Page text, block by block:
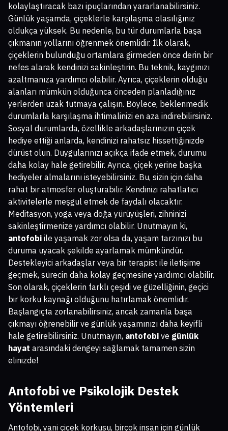
kolaylaştıracak bazı ipuçlarından yararlanabilirsiniz.
Günlük yaşamda, çiçeklerle karşılaşma olasılığınız
oldukça yüksek. Bu nedenle, bu tür durumlarla başa
çıkmanın yollarını öğrenmek önemlidir. İlk olarak,
çiçeklerin bulunduğu ortamlara girmeden önce derin bir
nefes alarak kendinizi sakinleştirin. Bu teknik, kaygınızı
azaltmanıza yardımcı olabilir. Ayrıca, çiçeklerin olduğu
alanları mümkün olduğunca önceden planladığınız
yerlerden uzak tutmaya çalışın. Böylece, beklenmedik
durumlarla karşılaşma ihtimalinizi en aza indirebilirsiniz.
Sosyal durumlarda, özellikle arkadaşlarınızın çiçek
hediye ettiği anlarda, kendinizi rahatsız hissettiğinizde
dürüst olun. Duygularınızı açıkça ifade etmek, durumu
daha kolay hale getirebilir. Ayrıca, çiçek yerine başka
hediyeler almalarını isteyebilirsiniz. Bu, sizin için daha
rahat bir atmosfer oluşturabilir. Kendinizi rahatlatıcı
aktivitelerle meşgul etmek de faydalı olacaktır.
Meditasyon, yoga veya doğa yürüyüşleri, zihninizi
sakinleştirmenize yardımcı olabilir. Unutmayın ki,
antofobi ile yaşamak zor olsa da, yaşam tarzınızı bu
duruma uyacak şekilde ayarlamak mümkündür.
Destekleyici arkadaşlar veya bir terapist ile iletişime
geçmek, sürecin daha kolay geçmesine yardımcı olabilir.
Son olarak, çiçeklerin farklı çeşidi ve güzelliğinin, geçici
bir korku kaynağı olduğunu hatırlamak önemlidir.
Başlangıçta zorlanabilirsiniz, ancak zamanla başa
çıkmayı öğrenebilir ve günlük yaşamınızı daha keyifli
hale getirebilirsiniz. Unutmayın, antofobi ve günlük
hayat arasındaki dengeyi sağlamak tamamen sizin
elinizde!
Antofobi ve Psikolojik Destek
Yöntemleri
Antofobi, yani çiçek korkusu, birçok insan için günlük